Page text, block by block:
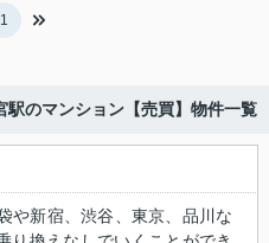
1
駅のマンション【売買】物件一覧
や新宿、渋谷、東京、品川な